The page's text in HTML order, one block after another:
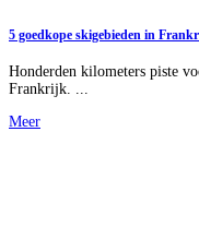
5 goedkope skigebieden in
Honderden kilometers piste
Frankrijk. ...
Meer